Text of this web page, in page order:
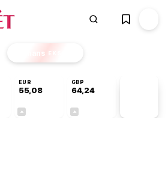
Finans EKSTRA
EUR
55,08
GBP
64,24